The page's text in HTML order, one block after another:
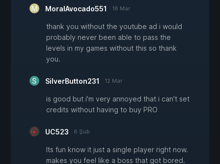
MoralAvocado551 18 Mar
thank you without the youtube ad i would
probably never been able to pass the
levels in my games without this so thank
you.
SilverButton231 12 Mar
is good but i'm very annoyed that i can't set
credits without having to buy PRO
UC523 6 Şub
Its fun know it just a single player right now.
makes you feel like a boss that got bored.